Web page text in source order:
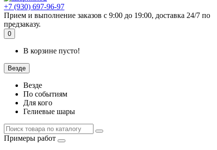
+7 (930) 697-96-97
Прием и выполнение заказов с 9:00 до 19:00, доставка 24/7 по
предзаказу.
0
В корзине пусто!
Везде
Везде
По событиям
Для кого
Гелиевые шары
Примеры работ